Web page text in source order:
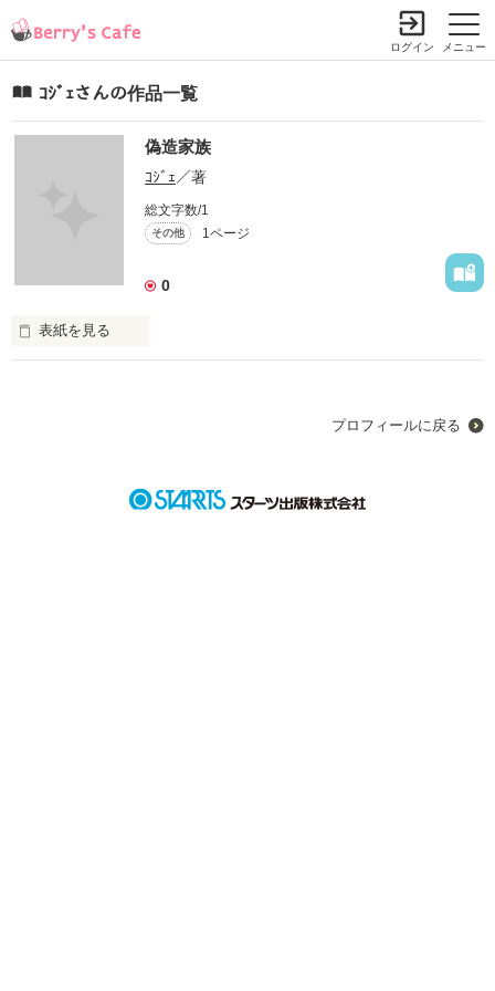
メニュー
ログイン
ｺｼﾞｪさんの作品一覧
偽造家族
ｺｼﾞｪ／著
総文字数/1
その他 1ページ
0
表紙を見る
プロフィールに戻る